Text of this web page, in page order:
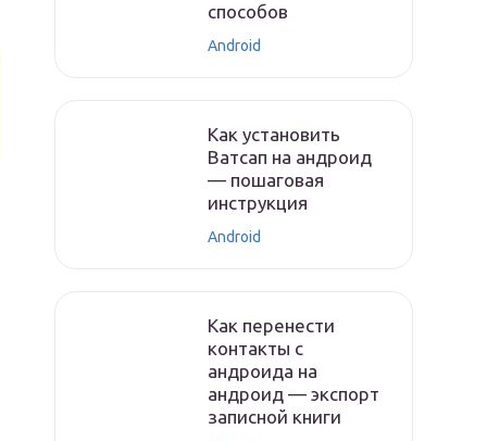
способов
Android
Как установить
Ватсап на андроид
— пошаговая
инструкция
Android
Как перенести
контакты с
андроида на
андроид — экспорт
записной книги